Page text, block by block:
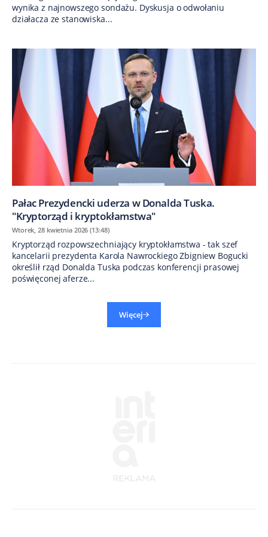
wynika z najnowszego sondażu. Dyskusja o odwołaniu
działacza ze stanowiska...
Pałac Prezydencki uderza w Donalda Tuska.
"Kryptorząd i kryptokłamstwa"
Wtorek, 28 kwietnia 2026 (13:48)
Kryptorząd rozpowszechniający kryptokłamstwa - tak szef
kancelarii prezydenta Karola Nawrockiego Zbigniew Bogucki
określił rząd Donalda Tuska podczas konferencji prasowej
poświęconej aferze...
Więcej